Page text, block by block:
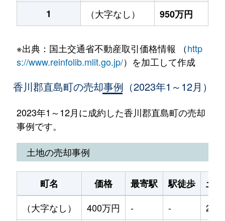
1
（大字なし） 950万円
※出典：国土交通省不動産取引価格情報 （http
s://www.reinfolib.mlit.go.jp/）を加工して作成
香川郡直島町の売却事例（2023年1～12月）
2023年1～12月に成約した香川郡直島町の売却
事例です。
土地の売却事例
町名 価格 最寄駅 駅徒歩
土
（大字なし）
400万円 - -